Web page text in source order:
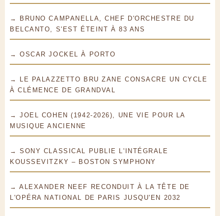
→ BRUNO CAMPANELLA, CHEF D'ORCHESTRE DU
BELCANTO, S'EST ÉTEINT À 83 ANS
→ OSCAR JOCKEL À PORTO
→ LE PALAZZETTO BRU ZANE CONSACRE UN CYCLE
À CLÉMENCE DE GRANDVAL
→ JOEL COHEN (1942-2026), UNE VIE POUR LA
MUSIQUE ANCIENNE
→ SONY CLASSICAL PUBLIE L'INTÉGRALE
KOUSSEVITZKY – BOSTON SYMPHONY
→ ALEXANDER NEEF RECONDUIT À LA TÊTE DE
L'OPÉRA NATIONAL DE PARIS JUSQU'EN 2032